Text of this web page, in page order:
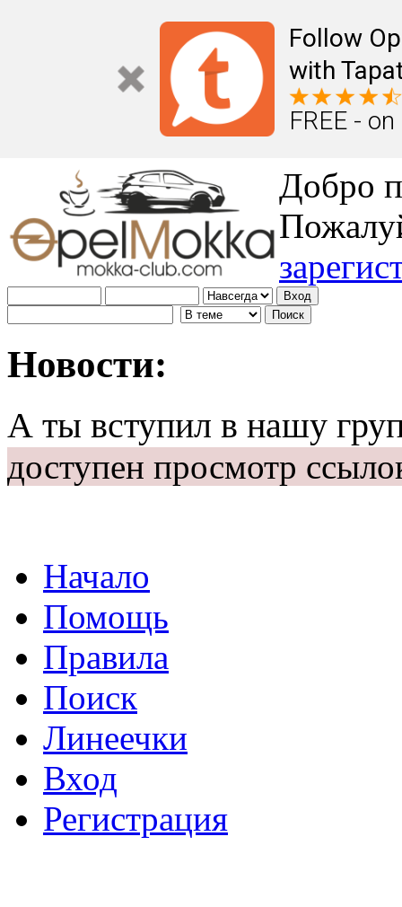
Follow
with
FREE -
Добро
Новости:
А ты вступил в нашу
доступен просмотр
Начало
Помощь
Правила
Поиск
Линеечки
Вход
Регистрация